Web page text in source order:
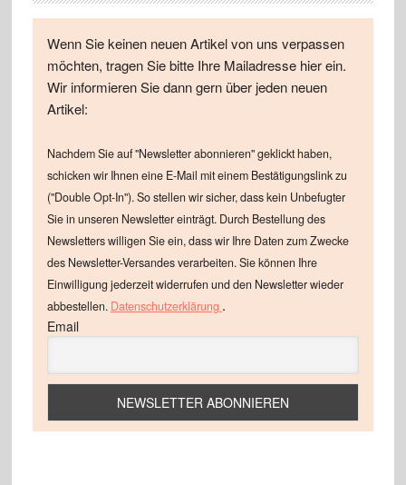
Wenn Sie keinen neuen Artikel von uns verpassen
möchten, tragen Sie bitte Ihre Mailadresse hier ein.
Wir informieren Sie dann gern über jeden neuen
Artikel:
Nachdem Sie auf "Newsletter abonnieren" geklickt haben,
schicken wir Ihnen eine E-Mail mit einem Bestätigungslink zu
("Double Opt-In"). So stellen wir sicher, dass kein Unbefugter
Sie in unseren Newsletter einträgt. Durch Bestellung des
Newsletters willigen Sie ein, dass wir Ihre Daten zum Zwecke
des Newsletter-Versandes verarbeiten. Sie können Ihre
Einwilligung jederzeit widerrufen und den Newsletter wieder
abbestellen. Datenschutzerklärung .
Email